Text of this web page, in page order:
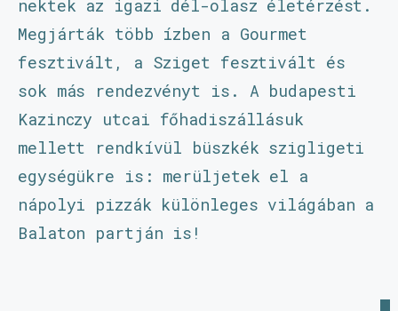
nektek az igazi dél-olasz életérzést.
Megjárták több ízben a Gourmet
fesztivált, a Sziget fesztivált és
sok más rendezvényt is. A budapesti
Kazinczy utcai főhadiszállásuk
mellett rendkívül büszkék szigligeti
egységükre is: merüljetek el a
nápolyi pizzák különleges világában a
Balaton partján is!